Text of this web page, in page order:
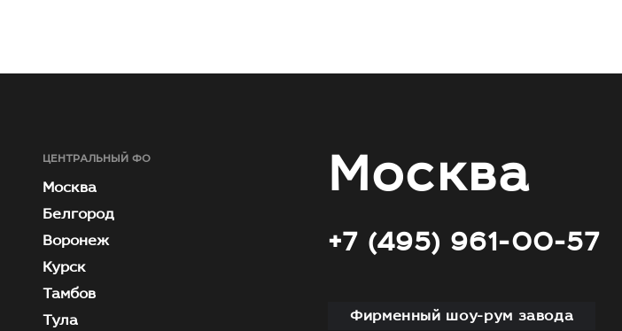
ЦЕНТРАЛЬНЫЙ ФО
Москва
Белгород
Воронеж
Курск
Тамбов
Тула
Москва
+7 (495) 961-00-57
Фирменный шоу-рум завода